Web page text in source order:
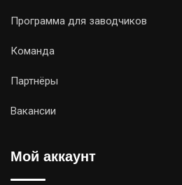
Программа для заводчиков
Команда
Партнёры
Вакансии
Мой аккаунт